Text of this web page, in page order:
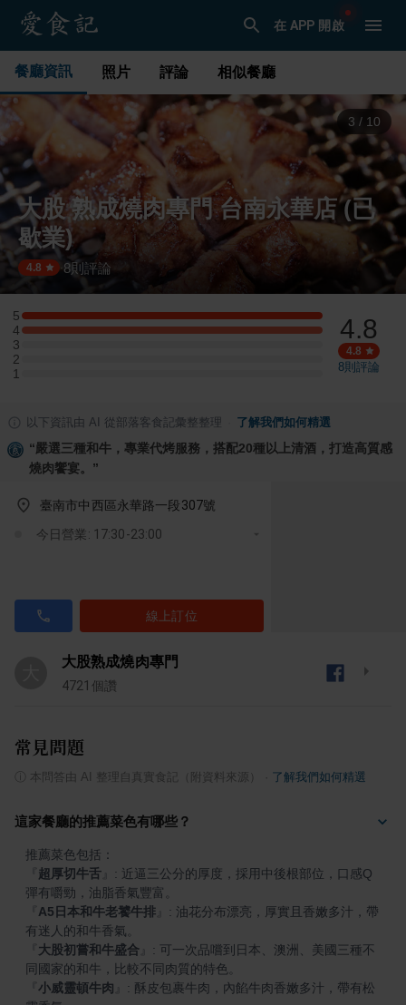
在 APP 開啟
餐廳資訊 照片 評論 相似餐廳
3 / 10
大股 熟成燒肉專門 台南永華店 (已
歇業)
4.8 ·8則評論
5
5 星：2 則評論
4
4 星：2 則評論
3
3 星：0 則評論
2
2 星：0 則評論
1
1 星：0 則評論
4.8
4.8
8則評論
以下資訊由 AI 從部落客食記彙整整理 了解我們如何精選
“嚴選三種和牛，專業代烤服務，搭配20種以上清酒，打造高質感
燒肉饗宴。 ”
臺南市中西區永華路一段307號
今日營業: 17:30-23:00
線上訂位
大股熟成燒肉專門
4721 個讚
常見問題
本問答由 AI 整理自真實食記（附資料來源） 了解我們如何精選
這家餐廳的推薦菜色有哪些？
超厚切牛舌
: 近逼三公分的厚度，採用中後根部位，口感Q
A5日本和牛老饕牛排
: 油花分布漂亮，厚實且香嫩多汁，帶
大股初嘗和牛盛合
: 可一次品嚐到日本、澳洲、美國三種不
小威靈頓牛肉
: 酥皮包裹牛肉，內餡牛肉香嫩多汁，帶有松